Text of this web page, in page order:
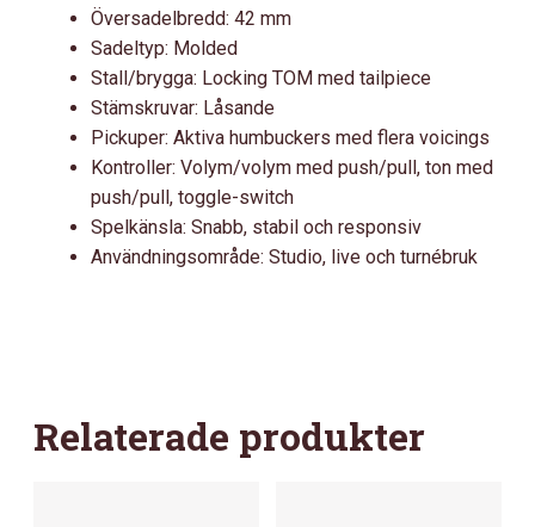
Översadelbredd: 42 mm
Sadeltyp: Molded
Stall/brygga: Locking TOM med tailpiece
Stämskruvar: Låsande
Pickuper: Aktiva humbuckers med flera voicings
Kontroller: Volym/volym med push/pull, ton med
push/pull, toggle-switch
Spelkänsla: Snabb, stabil och responsiv
Användningsområde: Studio, live och turnébruk
Relaterade produkter